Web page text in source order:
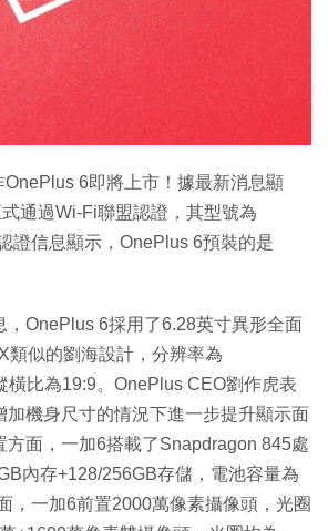
6即將上市！據最新消息顯
通過Wi-Fi聯盟認證，其型號為
證信息顯示，OnePlus 6預裝的是
，OnePlus 6採用了6.28英寸異形全面
類似的劉海設計，分辨率為
橫比為19:9。OnePlus CEO劉作虎表
加機身尺寸的情況下進一步提升顯示面
方面，一加6搭載了Snapdragon 845處
內存+128/256GB存儲，電池容量為
，一加6前置2000萬像素攝像頭，光圈